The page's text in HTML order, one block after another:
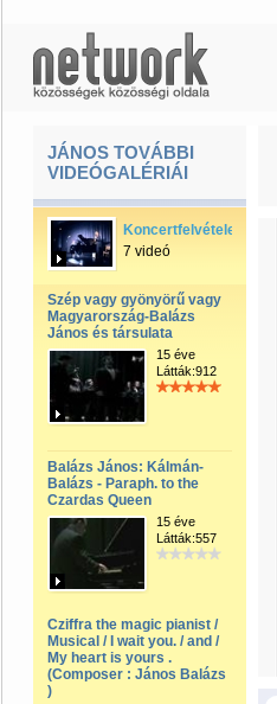
JÁNOS TOVÁBBI
VIDEÓGALÉRIÁI
Koncertfelvételek
7 videó
Szép vagy gyönyörű vagy
Magyarország-Balázs
János és társulata
15 éve
Látták:912
Balázs János: Kálmán-
Balázs - Paraph. to the
Czardas Queen
15 éve
Látták:557
Cziffra the magic pianist /
Musical / I wait you. / and /
My heart is yours .
(Composer : János Balázs
)